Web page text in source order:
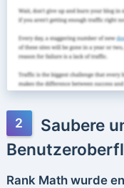
Saubere
Rank Math wurde